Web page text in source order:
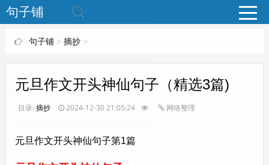
www.bjuzi.com
句子铺
句子铺> 摘抄>
元旦作文开头神仙句子（精选3篇)
目录: 摘抄 2024-12-30 21:05:24 网络整理
元旦作文开头神仙句子第1篇